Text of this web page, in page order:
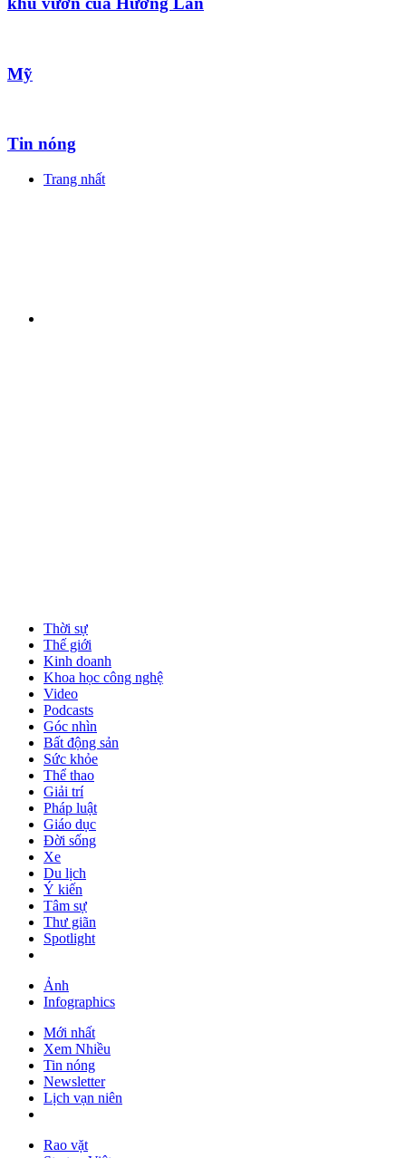
Mỹ
Tin nóng
Trang nhất
Thời sự
Thế giới
Kinh doanh
Khoa học công nghệ
Video
Podcasts
Góc nhìn
Bất động sản
Sức khỏe
Thể thao
Giải trí
Pháp luật
Giáo dục
Đời sống
Xe
Du lịch
Ý kiến
Tâm sự
Thư giãn
Spotlight
Ảnh
Infographics
Mới nhất
Xem Nhiều
Tin nóng
Newsletter
Lịch vạn niên
Rao vặt